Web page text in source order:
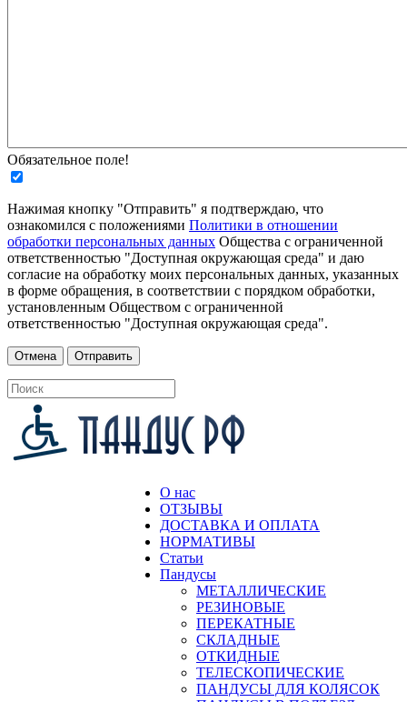
Обязательное поле!
Нажимая кнопку "Отправить" я подтверждаю, что
ознакомился с положениями Политики в отношении
обработки персональных данных Общества с ограниченной
ответственностью "Доступная окружающая среда" и даю
согласие на обработку моих персональных данных, указанных
в форме обращения, в соответствии с порядком обработки,
установленным Обществом с ограниченной
ответственностью "Доступная окружающая среда".
О нас
ОТЗЫВЫ
ДОСТАВКА И ОПЛАТА
НОРМАТИВЫ
Статьи
Пандусы
МЕТАЛЛИЧЕСКИЕ
РЕЗИНОВЫЕ
ПЕРЕКАТНЫЕ
СКЛАДНЫЕ
ОТКИДНЫЕ
ТЕЛЕСКОПИЧЕСКИЕ
ПАНДУСЫ ДЛЯ КОЛЯСОК